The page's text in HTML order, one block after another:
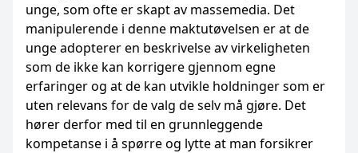
unge, som ofte er skapt av massemedia. Det
manipulerende i denne maktutøvelsen er at de
unge adopterer en beskrivelse av virkeligheten
som de ikke kan korrigere gjennom egne
erfaringer og at de kan utvikle holdninger som er
uten relevans for de valg de selv må gjøre. Det
hører derfor med til en grunnleggende
kompetanse i å spørre og lytte at man forsikrer